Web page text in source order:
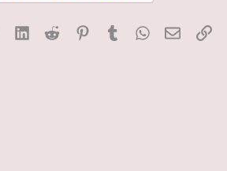
LinkedInReddit PinterestTumblrWhatsApp
E-Mail